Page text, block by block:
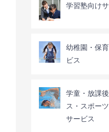
学習塾向け
幼稚園・保
ビス
学童・放課
ス・スポー
サービス